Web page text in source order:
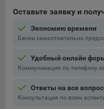
Оставьте заявку и
Экономию времени
Банки самостоятельно
Удобный онлайн
Коммуникация по телефону
Ответы на все
Консультация по всем